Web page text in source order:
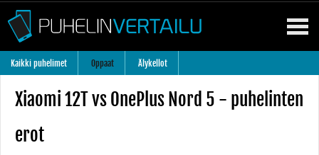
Kaikki puhelimet Oppaat Älykellot
Xiaomi 12T vs OnePlus Nord 5 - puhelinten
erot